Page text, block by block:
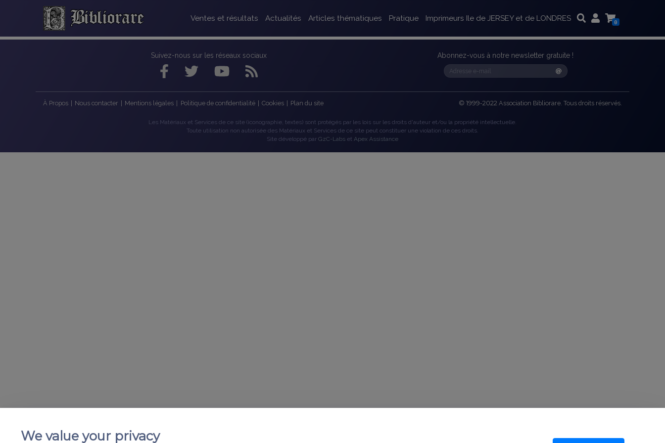
Ventes et résultats Actualités Articles thématiques Pratique Imprimeurs Ile de JERSEY et de LONDRES 0
Suivez-nous sur les réseaux sociaux Abonnez-vous à notre newsletter gratuite !
À Propos Nous contacter Mentions légales Politique de confidentialité Cookies Plan du site © 1999-2022 Association Bibliorare. Tous droits réservés.
Les Matériaux et Services de ce site (iconographie, textes) sont protégés par les lois sur les droits d'auteur et/ou la propriété intellectuelle.
Toute utilisation non autorisée des Matériaux et Services de ce site peut constituer une violation de ces droits.
Site développé par GzC-Labs et Apex Assistance
We value your privacy